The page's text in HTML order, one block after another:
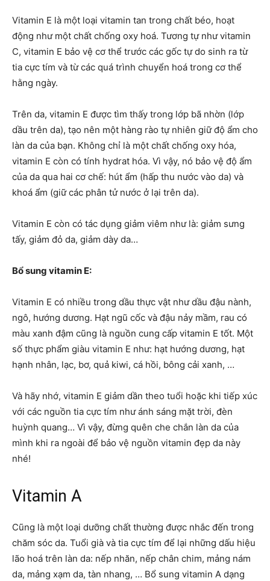
Vitamin E là một loại vitamin tan trong chất béo, hoạt
động như một chất chống oxy hoá. Tương tự như vitamin
C, vitamin E bảo vệ cơ thể trước các gốc tự do sinh ra từ
tia cực tím và từ các quá trình chuyển hoá trong cơ thể
hằng ngày.
Trên da, vitamin E được tìm thấy trong lớp bã nhờn (lớp
dầu trên da), tạo nên một hàng rào tự nhiên giữ độ ẩm cho
làn da của bạn. Không chỉ là một chất chống oxy hóa,
vitamin E còn có tính hydrat hóa. Vì vậy, nó bảo vệ độ ẩm
của da qua hai cơ chế: hút ẩm (hấp thu nước vào da) và
khoá ẩm (giữ các phân tử nước ở lại trên da).
Vitamin E còn có tác dụng giảm viêm như là: giảm sưng
tấy, giảm đỏ da, giảm dày da…
Bổ sung vitamin E:
Vitamin E có nhiều trong dầu thực vật như dầu đậu nành,
ngô, hướng dương. Hạt ngũ cốc và đậu nảy mầm, rau có
màu xanh đậm cũng là nguồn cung cấp vitamin E tốt. Một
số thực phẩm giàu vitamin E như: hạt hướng dương, hạt
hạnh nhân, lạc, bơ, quả kiwi, cá hồi, bông cải xanh, …
Và hãy nhớ, vitamin E giảm dần theo tuổi hoặc khi tiếp xúc
với các nguồn tia cực tím như ánh sáng mặt trời, đèn
huỳnh quang… Vì vậy, đừng quên che chắn làn da của
mình khi ra ngoài để bảo vệ nguồn vitamin đẹp da này
nhé!
Vitamin A
Cũng là một loại dưỡng chất thường được nhắc đến trong
chăm sóc da. Tuổi già và tia cực tím để lại những dấu hiệu
lão hoá trên làn da: nếp nhăn, nếp chân chim, mảng nám
da, mảng xạm da, tàn nhang, … Bổ sung vitamin A dạng